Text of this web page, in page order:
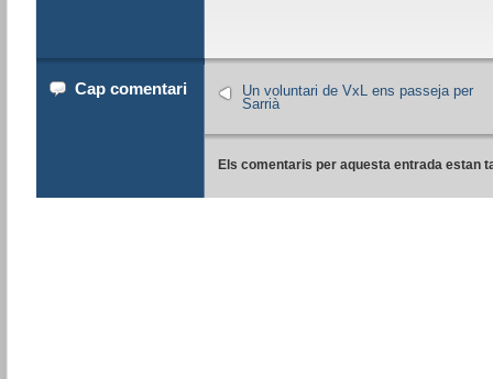
Cap comentari
Un voluntari de VxL ens passeja per
Sarrià
Els comentaris per aquesta entrada estan